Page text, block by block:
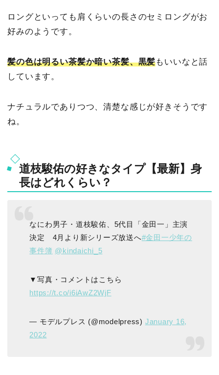
ロングといっても肩くらいの長さのセミロングがお
好みのようです。
髪の色は明るい茶髪か暗い茶髪、黒髪もいいなと話
しています。
ナチュラルでありつつ、清楚な感じが好きそうです
ね。
道枝駿佑の好きなタイプ【最新】身
長はどれくらい？
なにわ男子・道枝駿佑、5代目「金田一」主演
決定 4月より新シリーズ放送へ#金田一少年の
事件簿 @kindaichi_5
▼写真・コメントはこちら
https://t.co/i6iAwZ2WjF
— モデルプレス (@modelpress) January 16,
2022